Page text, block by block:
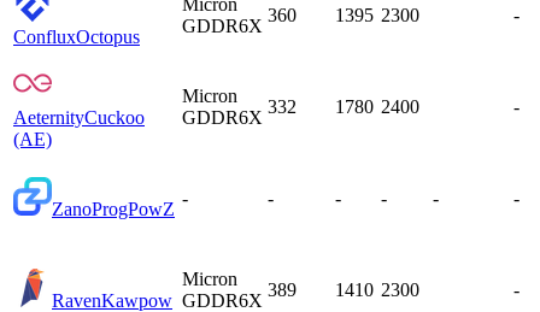
ConfluxOctopus
GDDR6X
360 1395 2300 -
AeternityCuckoo
(AE)
Micron
GDDR6X
332 1780 2400 -
ZanoProgPowZ
- - - - - -
RavenKawpow
Micron
GDDR6X
389 1410 2300 -